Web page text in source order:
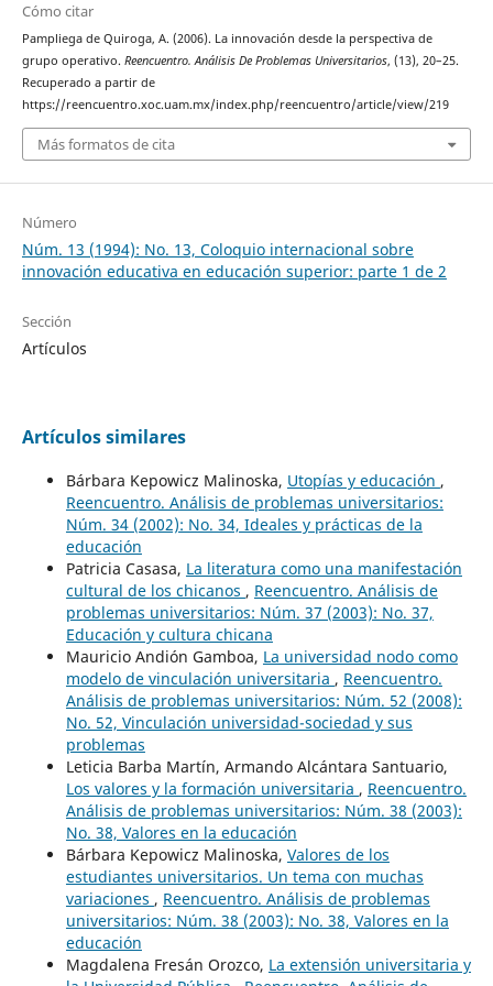
Cómo citar
Pampliega de Quiroga, A. (2006). La innovación desde la perspectiva de
grupo operativo. Reencuentro. Análisis De Problemas Universitarios, (13), 20–25.
Recuperado a partir de
https://reencuentro.xoc.uam.mx/index.php/reencuentro/article/view/219
Más formatos de cita
Número
Núm. 13 (1994): No. 13, Coloquio internacional sobre
innovación educativa en educación superior: parte 1 de 2
Sección
Artículos
Artículos similares
Bárbara Kepowicz Malinoska, Utopías y educación ,
Reencuentro. Análisis de problemas universitarios:
Núm. 34 (2002): No. 34, Ideales y prácticas de la
educación
Patricia Casasa, La literatura como una manifestación
cultural de los chicanos , Reencuentro. Análisis de
problemas universitarios: Núm. 37 (2003): No. 37,
Educación y cultura chicana
Mauricio Andión Gamboa, La universidad nodo como
modelo de vinculación universitaria , Reencuentro.
Análisis de problemas universitarios: Núm. 52 (2008):
No. 52, Vinculación universidad-sociedad y sus
problemas
Leticia Barba Martín, Armando Alcántara Santuario,
Los valores y la formación universitaria , Reencuentro.
Análisis de problemas universitarios: Núm. 38 (2003):
No. 38, Valores en la educación
Bárbara Kepowicz Malinoska, Valores de los
estudiantes universitarios. Un tema con muchas
variaciones , Reencuentro. Análisis de problemas
universitarios: Núm. 38 (2003): No. 38, Valores en la
educación
Magdalena Fresán Orozco, La extensión universitaria y